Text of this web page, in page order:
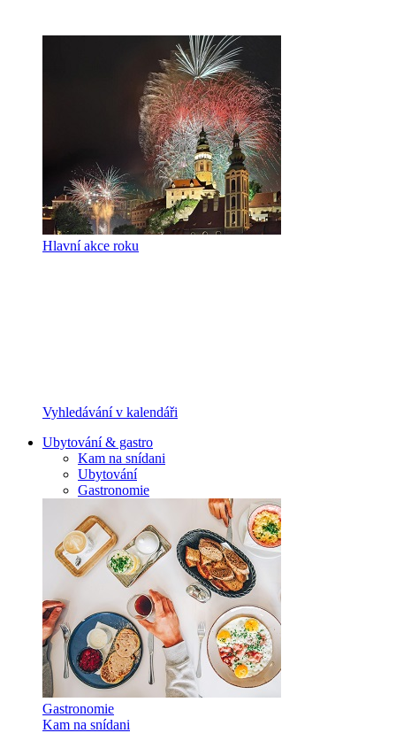
Hlavní akce roku
Vyhledávání v kalendáři
Ubytování & gastro
Kam na snídani
Ubytování
Gastronomie
Gastronomie
Kam na snídani